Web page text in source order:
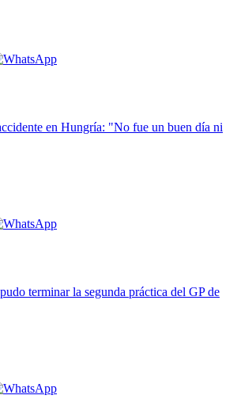
en Hungría: "No fue un buen día ni
terminar la segunda práctica del GP de